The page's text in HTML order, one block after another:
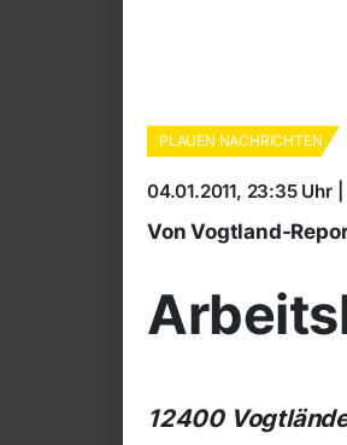
PLAUEN NACHRICHTEN
04.01.2011, 23:35 Uhr |
Von Vogtland-
12400